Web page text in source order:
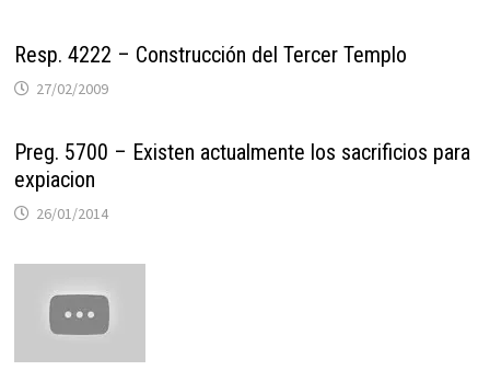
Resp. 4222 – Construcción del Tercer Templo
27/02/2009
Preg. 5700 – Existen actualmente los sacrificios para
expiacion
26/01/2014